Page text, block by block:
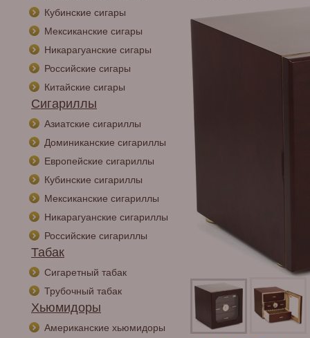
Кубинские сигары
Мексиканские сигары
Никарагуанские сигары
Российские сигары
Китайские сигары
Сигариллы
Азиатские сигариллы
Доминиканские сигариллы
Европейские сигариллы
Кубинские сигариллы
Мексиканские сигариллы
Никарагуанские сигариллы
Российские сигариллы
Табак
Сигаретный табак
Трубочный табак
Хьюмидоры
Американские хьюмидоры